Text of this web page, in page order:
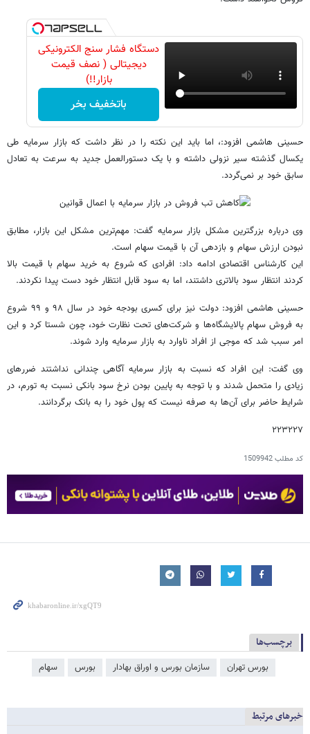
دستگاه فشار سنج الکترونیکی
دیجیتالی ( نصف قیمت
بازار!!)
باتخفیف بخر
حسینی هاشمی افزود:، اما باید این نکته را در نظر داشت که بازار سرمایه طی
یکسال گذشته سیر نزولی داشته و با یک دستورالعمل جدید به سرعت به تعادل
سابق خود بر نمی‌گردد.
وی درباره بزرگترین مشکل بازار سرمایه گفت: مهم‌ترین مشکل این بازار، مطابق
نبودن ارزش سهام و بازدهی آن با قیمت سهام است.
این کارشناس اقتصادی ادامه داد: افرادی که شروع به خرید سهام با قیمت بالا
کردند انتظار سود بالاتری داشتند، اما به سود قابل انتظار خود دست پیدا نکردند.
حسینی هاشمی افزود: دولت نیز برای کسری بودجه خود در سال ۹۸ و ۹۹ شروع
به فروش سهام پالایشگاه‌ها و شرکت‌های تحت نظارت خود، چون شستا کرد و این
امر سبب شد که موجی از افراد ناوارد به بازار سرمایه وارد شوند.
وی گفت: این افراد که نسبت به بازار سرمایه آگاهی چندانی نداشتند ضررهای
زیادی را متحمل شدند و با توجه به پایین بودن نرخ سود بانکی نسبت به تورم، در
شرایط حاضر برای آن‌ها به صرفه نیست که پول خود را به بانک برگردانند.
۲۲۳۲۲۷
کد مطلب1509942
برچسب‌ها
بورس تهران سازمان بورس و اوراق بهادار بورس سهام
خبرهای مرتبط